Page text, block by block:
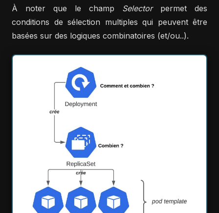
À noter que le champ Selectorpermet des
conditions de sélection multiples qui peuvent être
basées sur des logiques combinatoires (et/ou..).